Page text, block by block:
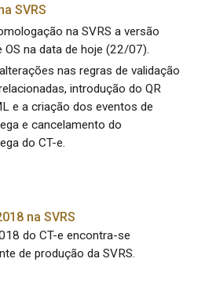
SVRS
na SVRS a versão
OS na data de hoje (22/07).
nas regras de validação
introdução do QR
e a criação dos eventos de
e cancelamento do
do CT-e.
na SVRS
do CT-e encontra-se
de produção da SVRS.